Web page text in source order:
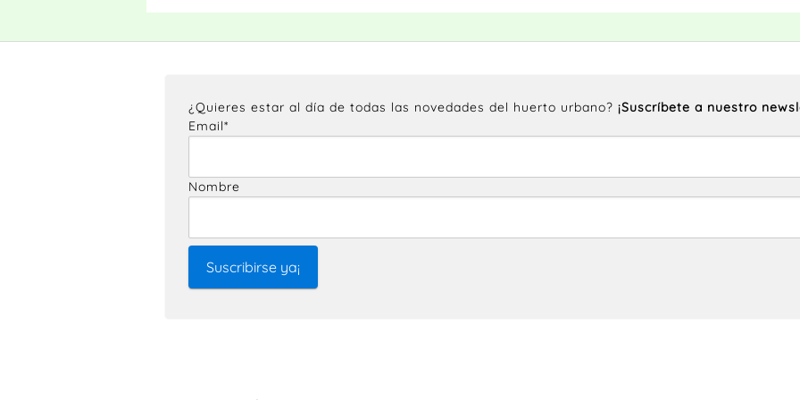
¿Quieres estar al día de todas las novedades del huerto urbano? ¡Suscríbete a nuestro
Email*
Nombre